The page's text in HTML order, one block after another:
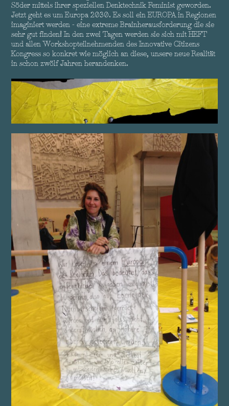
Söder mittels ihrer speziellen Denktechnik Feminist geworden.
Jetzt geht es um Europa 2030. Es soll ein EUROPA in Regionen
imaginiert werden - eine extreme Brainherausforderung die sie
sehr gut finden! In den zwei Tagen werden sie sich mit HEFT
und allen Workshopteilnehmenden des Innovative Citizens
Kongress so konkret wie möglich an diese, unsere neue Realität
in schon zwölf Jahren herandenken.